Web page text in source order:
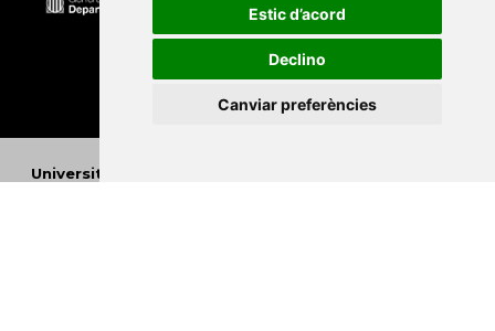
Estic d’acord
Declino
Canviar preferències
Universitat Abat Oliba CEU